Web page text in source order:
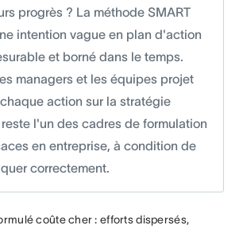
progrès ? La méthode SMART
intention vague en plan d'action
et borné dans le temps.
managers et les équipes projet
action sur la stratégie
l'un des cadres de formulation
en entreprise, à condition de
correctement.
coûte cher : efforts dispersés,